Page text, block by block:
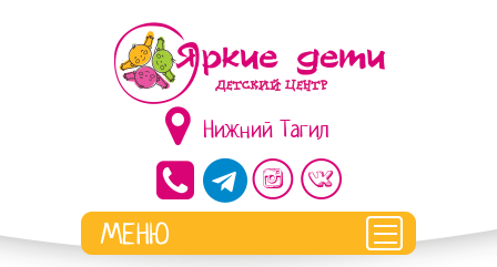
Нижний Тагил